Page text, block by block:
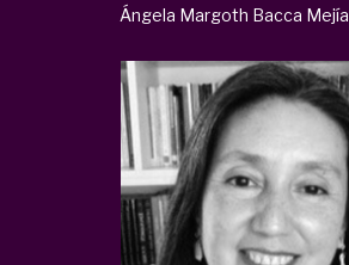
Ángela Margoth Bacca Mejía